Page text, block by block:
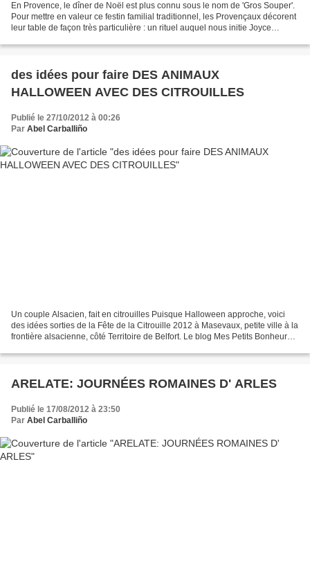
En Provence, le dîner de Noël est plus connu sous le nom de 'Gros Souper'.
Pour mettre en valeur ce festin familial traditionnel, les Provençaux décorent
leur table de façon très particulière : un rituel auquel nous initie Joyce
des idées pour faire DES ANIMAUX
HALLOWEEN AVEC DES CITROUILLES
Publié le 27/10/2012 à 00:26
Par Abel Carballiño
Un couple Alsacien, fait en citrouilles Puisque Halloween approche, voici
des idées sorties de la Fête de la Citrouille 2012 à Masevaux, petite ville à la
frontière alsacienne, côté Territoire de Belfort. Le blog Mes Petits Bonheurs
ARELATE: JOURNÉES ROMAINES D' ARLES
Publié le 17/08/2012 à 23:50
Par Abel Carballiño